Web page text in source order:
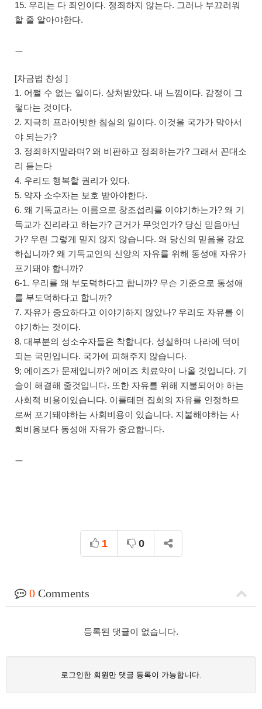
15. 우리는 다 죄인이다. 정죄하지 않는다. 그러나 부끄러워
할 줄 알아야한다.
ㅡ
[차금법 찬성 ]
1. 어쩔 수 없는 일이다. 상처받았다. 내 느낌이다. 감정이 그
렇다는 것이다.
2. 지극히 프라이빗한 침실의 일이다. 이것을 국가가 막아서
야 되는가?
3. 정죄하지말라며? 왜 비판하고 정죄하는가? 그래서 꼰대소
리 듣는다
4. 우리도 행복할 권리가 있다.
5. 약자 소수자는 보호 받아야한다.
6. 왜 기독교라는 이름으로 창조섭리를 이야기하는가? 왜 기
독교가 진리라고 하는가? 근거가 무엇인가? 당신 믿음아닌
가? 우린 그렇게 믿지 않지 않습니다. 왜 당신의 믿음을 강요
하십니까? 왜 기독교인의 신앙의 자유를 위해 동성애 자유가
포기돼야 합니까?
6-1. 우리를 왜 부도덕하다고 합니까? 무슨 기준으로 동성애
를 부도덕하다고 합니까?
7. 자유가 중요하다고 이야기하지 않았나? 우리도 자유를 이
야기하는 것이다.
8. 대부분의 성소수자들은 착합니다. 성실하며 나라에 덕이
되는 국민입니다. 국가에 피해주지 않습니다.
9; 에이즈가 문제입니까? 에이즈 치료약이 나올 것입니다. 기
술이 해결해 줄것입니다. 또한 자유를 위해 지불되어야 하는
사회적 비용이있습니다. 이를테면 집회의 자유를 인정하므
로써 포기돼야하는 사회비용이 있습니다. 지불해야하는 사
회비용보다 동성애 자유가 중요합니다.
ㅡ
1 0
0 Comments
등록된 댓글이 없습니다.
로그인한 회원만 댓글 등록이 가능합니다.